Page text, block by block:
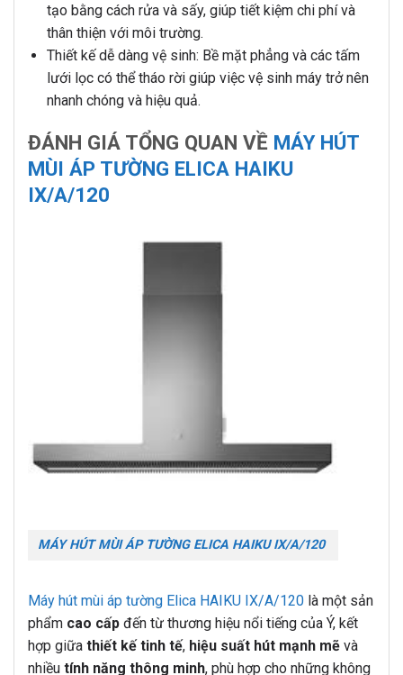
tạo bằng cách rửa và sấy, giúp tiết kiệm chi phí và
thân thiện với môi trường.
Thiết kế dễ dàng vệ sinh: Bề mặt phẳng và các tấm
lưới lọc có thể tháo rời giúp việc vệ sinh máy trở nên
nhanh chóng và hiệu quả.
ĐÁNH GIÁ TỔNG QUAN VỀ MÁY HÚT
MÙI ÁP TƯỜNG ELICA HAIKU
IX/A/120
MÁY HÚT MÙI ÁP TƯỜNG ELICA HAIKU IX/A/120
Máy hút mùi áp tường Elica HAIKU IX/A/120 là một sản
phẩm cao cấp đến từ thương hiệu nổi tiếng của Ý, kết
hợp giữa thiết kế tinh tế, hiệu suất hút mạnh mẽ và
nhiều tính năng thông minh, phù hợp cho những không